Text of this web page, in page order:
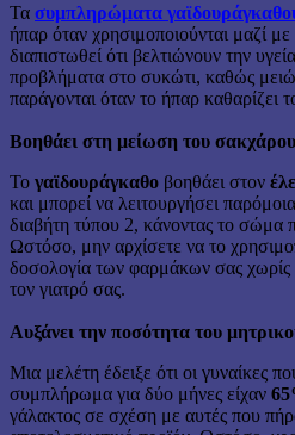
Τα συμπληρώματα
ήπαρ όταν χρησιμοποιούνται μαζί
διαπιστωθεί ότι βελτιώνουν την
προβλήματα στο συκώτι, καθώς
παράγονται όταν το ήπαρ καθαρίζει
Βοηθάει στη μείωση του σακχάρου
Το γαϊδουράγκαθο βοηθάει στον
και μπορεί να λειτουργήσει
διαβήτη τύπου 2, κάνοντας το σώμα
Ωστόσο, μην αρχίσετε να το
δοσολογία των φαρμάκων σας χωρίς
τον γιατρό σας.
Αυξάνει την ποσότητα του
Μια μελέτη έδειξε ότι οι γυναίκες
συμπλήρωμα για δύο μήνες είχαν
γάλακτος σε σχέση με αυτές που